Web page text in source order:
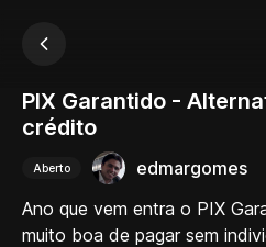
PIX Garantido -
crédito
Aberto
edmargomes
Ano que vem entra o PIX
muito boa de pagar sem